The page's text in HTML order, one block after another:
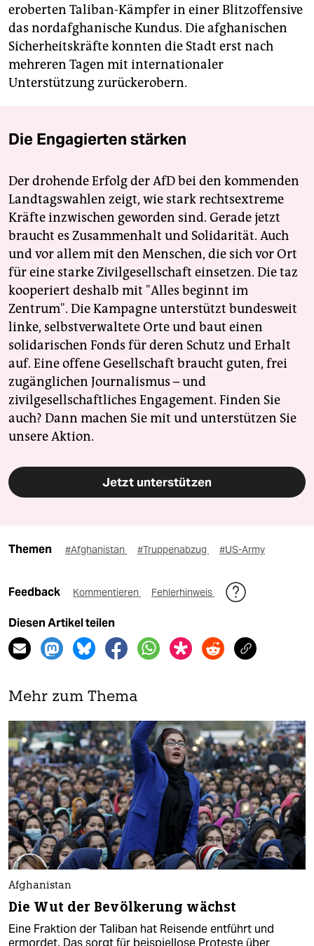
eroberten Taliban-Kämpfer in einer Blitzoffensive
das nordafghanische Kundus. Die afghanischen
Sicherheitskräfte konnten die Stadt erst nach
mehreren Tagen mit internationaler
Unterstützung zurückerobern.
Die Engagierten stärken
Der drohende Erfolg der AfD bei den kommenden
Landtagswahlen zeigt, wie stark rechtsextreme
Kräfte inzwischen geworden sind. Gerade jetzt
braucht es Zusammenhalt und Solidarität. Auch
und vor allem mit den Menschen, die sich vor Ort
für eine starke Zivilgesellschaft einsetzen. Die taz
kooperiert deshalb mit "Alles beginnt im
Zentrum". Die Kampagne unterstützt bundesweit
linke, selbstverwaltete Orte und baut einen
solidarischen Fonds für deren Schutz und Erhalt
auf. Eine offene Gesellschaft braucht guten, frei
zugänglichen Journalismus – und
zivilgesellschaftliches Engagement. Finden Sie
auch? Dann machen Sie mit und unterstützen Sie
unsere Aktion.
Jetzt unterstützen
Themen #Afghanistan #Truppenabzug #US-Army
Feedback Kommentieren Fehlerhinweis
Diesen Artikel teilen
Mehr zum Thema
Afghanistan
Die Wut der Bevölkerung wächst
Eine Fraktion der Taliban hat Reisende entführt und